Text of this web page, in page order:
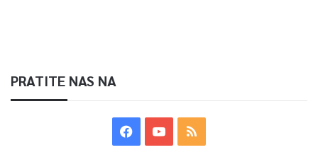
PRATITE NAS NA